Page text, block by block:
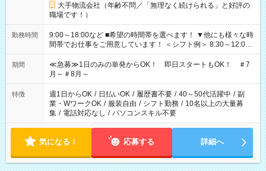
大手物流会社（年齢不問／「無理なく続けられる」と好評の
職場です！）
勤務時間
9:00～18:00など ■希望の時間帯を選べます！ ▼他にも様々な時
間帯でお仕事をご用意しています！ ＜シフト例＞ 8:30～12:00
17:00～22:00 13:00～22:00 22:00～翌6:00 など
期間
≪急募≫1日のみの単発からOK！ 即日スタートもOK！ ＃7
月～＃8月～
特徴 週1日からOK / 日払いOK / 履歴書不要 / 40～50代活躍中 / 副
業・WワークOK / 服装自由 / シフト勤務 / 10名以上の大量募
集 / 電話対応なし / パソコンスキル不要
気になる！ 応募する 詳細へ